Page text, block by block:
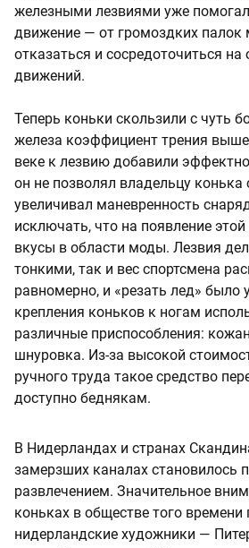
железными лезвиями уже
движение — от громоздких
отказаться и сосредоточиться на
движений.
Теперь коньки скользили с чуть
железа коэффициент трения
веке к лезвию добавили
он не позволял владельцу конька
увеличивал маневренность
исключать, что на появление
вкусы в области моды. Лезвия
тонкими, так и вес спортсмена
равномерно, и «резать лед» было
крепления коньков к ногам
различные приспособления:
шнуровка. Из-за высокой
ручного труда такое средство
доступно беднякам.
В Нидерландах и странах
замерзших каналах становилось
развлечением. Значительное
коньках в обществе того времени
нидерландские художники —